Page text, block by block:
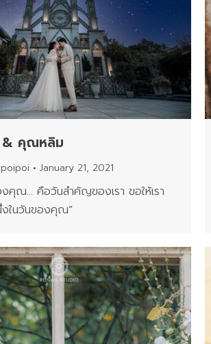
คุณหลิม
poipoi January 21, 2021
คุณ… คือวันสำคัญของเรา ขอให้เรา
งในวันของคุณ”